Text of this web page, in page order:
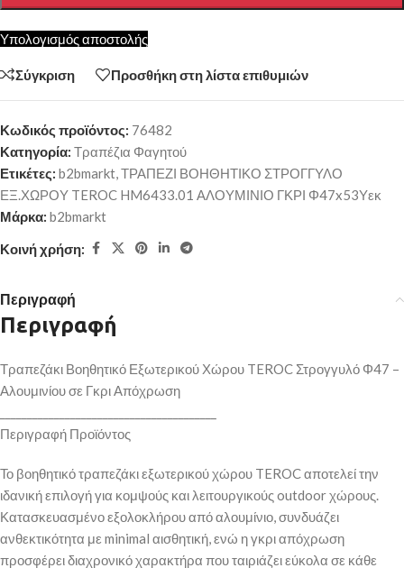
Υπολογισμός αποστολής
Σύγκριση Προσθήκη στη λίστα επιθυμιών
Κωδικός προϊόντος: 76482
Κατηγορία: Τραπέζια Φαγητού
Ετικέτες: b2bmarkt,ΤΡΑΠΕΖΙ ΒΟΗΘΗΤΙΚΟ ΣΤΡΟΓΓΥΛΟ
ΕΞ.ΧΩΡΟΥ TEROC HM6433.01 ΑΛΟΥΜΙΝΙΟ ΓΚΡΙ Φ47x53Υεκ
Μάρκα: b2bmarkt
Κοινή χρήση:
Περιγραφή
Περιγραφή
Τραπεζάκι Βοηθητικό Εξωτερικού Χώρου TEROC Στρογγυλό Φ47 –
Αλουμινίου σε Γκρι Απόχρωση
Περιγραφή Προϊόντος
Το βοηθητικό τραπεζάκι εξωτερικού χώρου TEROC αποτελεί την
ιδανική επιλογή για κομψούς και λειτουργικούς outdoor χώρους.
Κατασκευασμένο εξολοκλήρου από αλουμίνιο, συνδυάζει
ανθεκτικότητα με minimal αισθητική, ενώ η γκρι απόχρωση
προσφέρει διαχρονικό χαρακτήρα που ταιριάζει εύκολα σε κάθε